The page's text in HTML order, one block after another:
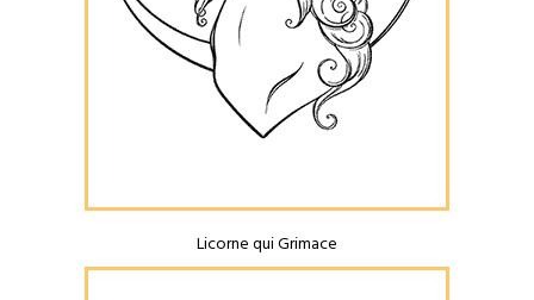
Licorne qui Grimace